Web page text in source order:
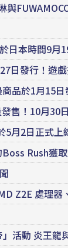
日本時間9月
日發行！遊
品於1月15日
售！10月30
5月2日正式上
Rush獲
Z2E 處理器
活動 炎王龍